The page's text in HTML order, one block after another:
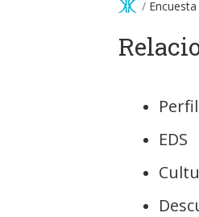
/ Encuesta
Perfil
EDS